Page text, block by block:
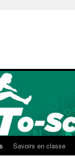
Savoirs en classe